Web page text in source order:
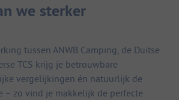
we sterker
tussen ANWB Camping, de Duitse
TCS krijg je betrouwbare
vergelijkingen én natuurlijk de
– zo vind je makkelijk de perfecte